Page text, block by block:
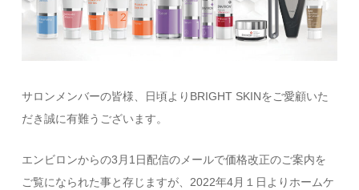
サロンメンバーの皆様、日頃よりBRIGHT SKINをご愛顧いた
だき誠に有難うございます。
エンビロンからの3月1日配信のメールで価格改正のご案内を
ご覧になられた事と存じますが、2022年4月１日よりホームケ